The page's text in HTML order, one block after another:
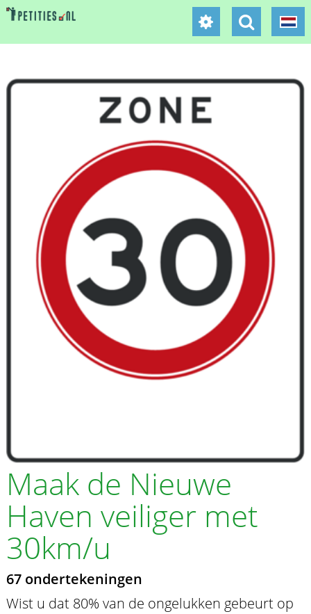
Maak de Nieuwe
Haven veiliger met
30km/u
67 ondertekeningen
Wist u dat 80% van de ongelukken gebeurt op